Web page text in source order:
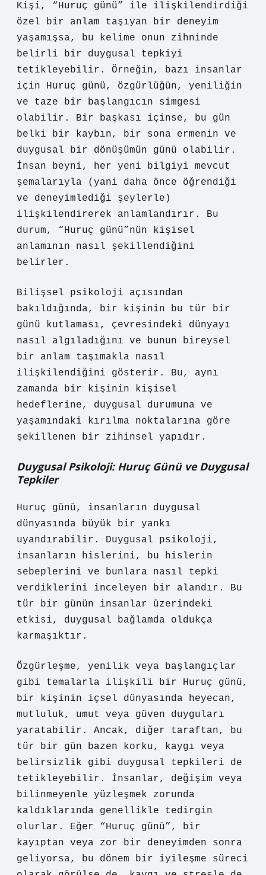
Kişi, “Huruç günü” ile ilişkilendirdiği
özel bir anlam taşıyan bir deneyim
yaşamışsa, bu kelime onun zihninde
belirli bir duygusal tepkiyi
tetikleyebilir. Örneğin, bazı insanlar
için Huruç günü, özgürlüğün, yeniliğin
ve taze bir başlangıcın simgesi
olabilir. Bir başkası içinse, bu gün
belki bir kaybın, bir sona ermenin ve
duygusal bir dönüşümün günü olabilir.
İnsan beyni, her yeni bilgiyi mevcut
şemalarıyla (yani daha önce öğrendiği
ve deneyimlediği şeylerle)
ilişkilendirerek anlamlandırır. Bu
durum, “Huruç günü”nün kişisel
anlamının nasıl şekillendiğini
belirler.
Bilişsel psikoloji açısından
bakıldığında, bir kişinin bu tür bir
günü kutlaması, çevresindeki dünyayı
nasıl algıladığını ve bunun bireysel
bir anlam taşımakla nasıl
ilişkilendiğini gösterir. Bu, aynı
zamanda bir kişinin kişisel
hedeflerine, duygusal durumuna ve
yaşamındaki kırılma noktalarına göre
şekillenen bir zihinsel yapıdır.
Duygusal Psikoloji: Huruç Günü ve Duygusal
Tepkiler
Huruç günü, insanların duygusal
dünyasında büyük bir yankı
uyandırabilir. Duygusal psikoloji,
insanların hislerini, bu hislerin
sebeplerini ve bunlara nasıl tepki
verdiklerini inceleyen bir alandır. Bu
tür bir günün insanlar üzerindeki
etkisi, duygusal bağlamda oldukça
karmaşıktır.
Özgürleşme, yenilik veya başlangıçlar
gibi temalarla ilişkili bir Huruç günü,
bir kişinin içsel dünyasında heyecan,
mutluluk, umut veya güven duyguları
yaratabilir. Ancak, diğer taraftan, bu
tür bir gün bazen korku, kaygı veya
belirsizlik gibi duygusal tepkileri de
tetikleyebilir. İnsanlar, değişim veya
bilinmeyenle yüzleşmek zorunda
kaldıklarında genellikle tedirgin
olurlar. Eğer “Huruç günü”, bir
kayıptan veya zor bir deneyimden sonra
geliyorsa, bu dönem bir iyileşme süreci